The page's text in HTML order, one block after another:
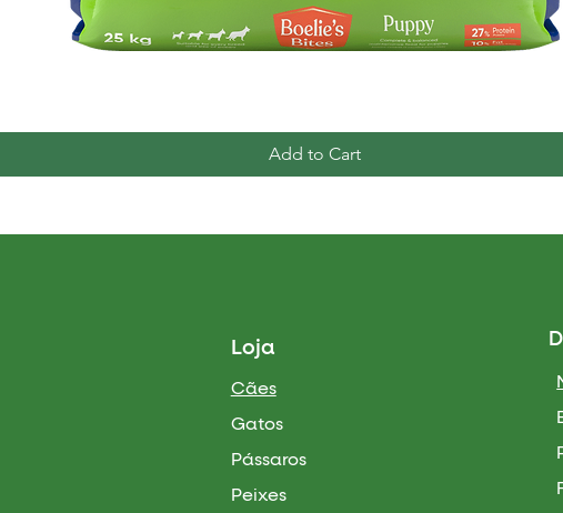
Add to Cart
Loja
Cães
Gatos
Pássaros
Peixes